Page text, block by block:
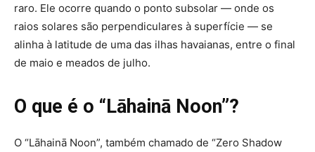
raro. Ele ocorre quando o ponto subsolar — onde os
raios solares são perpendiculares à superfície — se
alinha à latitude de uma das ilhas havaianas, entre o final
de maio e meados de julho.
O que é o “Lāhainā Noon”?
O “Lāhainā Noon”, também chamado de “Zero Shadow